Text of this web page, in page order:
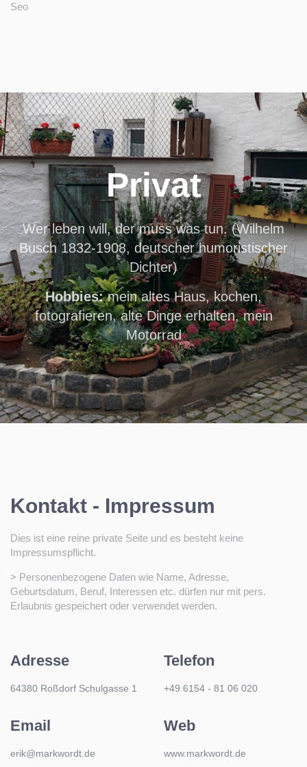
Seo
Privat
Wer leben will, der muss was tun. (Wilhelm
Busch 1832-1908, deutscher humoristischer
Dichter)
Hobbies:mein altes Haus, kochen,
fotografieren, alte Dinge erhalten, mein
Motorrad
Kontakt - Impressum
Dies ist eine reine private Seite und es besteht keine
Impressumspflicht.
> Personenbezogene Daten wie Name, Adresse,
Geburtsdatum, Beruf, Interessen etc. dürfen nur mit pers.
Erlaubnis gespeichert oder verwendet werden.
Adresse
64380 Roßdorf Schulgasse 1
Telefon
+49 6154 - 81 06 020
Email
erik@markwordt.de
Web
www.markwordt.de